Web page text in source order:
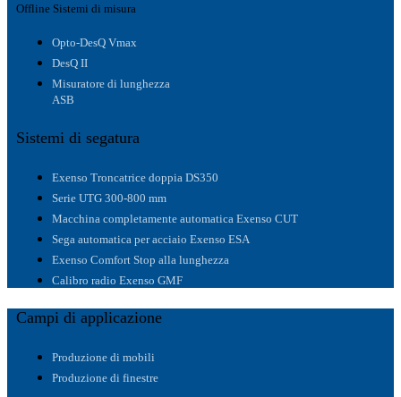
Offline Sistemi di misura
Opto-DesQ Vmax
DesQ II
Misuratore di lunghezza
ASB
Sistemi di segatura
Exenso Troncatrice doppia DS350
Serie UTG 300-800 mm
Macchina completamente automatica Exenso CUT
Sega automatica per acciaio Exenso ESA
Exenso Comfort Stop alla lunghezza
Calibro radio Exenso GMF
Campi di applicazione
Produzione di mobili
Produzione di finestre